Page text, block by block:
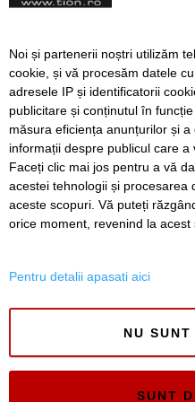
Ce
Înapoi
SERVICII Redactia
Noi și partenerii noștri utilizăm
cookie, și vă procesăm datele
adresele IP și identificatorii
publicitare și conținutul în
măsura eficiența anunțurilor și
informații despre publicul care a
Faceți clic mai jos pentru a vă
acestei tehnologii și procesarea
aceste scopuri. Vă puteți
orice moment, revenind la acest
Pentru detalii apasati aici
NU
SUNT